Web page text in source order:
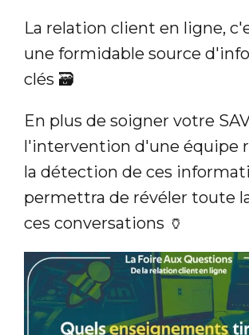
La relation client en ligne,
une formidable source
clés 🗃️
En plus de soigner votre
l'intervention d'une équipe
la détection de ces
permettra de révéler toute
ces conversations 🏺